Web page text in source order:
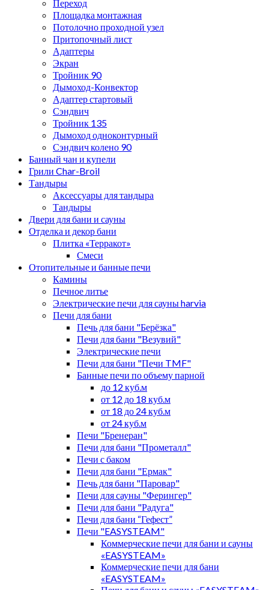
Переход
Площадка монтажная
Потолочно проходной узел
Притопочный лист
Адаптеры
Экран
Тройник 90
Дымоход-Конвектор
Адаптер стартовый
Сэндвич
Тройник 135
Дымоход одноконтурный
Сэндвич колено 90
Банный чан и купели
Грили Char-Broil
Тандыры
Аксессуары для тандыра
Тандыры
Двери для бани и сауны
Отделка и декор бани
Плитка «Терракот»
Смеси
Отопительные и банные печи
Камины
Печное литье
Электрические печи для сауны harvia
Печи для бани
Печь для бани "Берёзка"
Печи для бани "Везувий"
Электрические печи
Печи для бани "Печи TMF"
Банные печи по объему парной
до 12 куб.м
от 12 до 18 куб.м
от 18 до 24 куб.м
от 24 куб.м
Печи "Бренеран"
Печи для бани "Прометалл"
Печи с баком
Печи для бани "Ермак"
Печь для бани "Паровар"
Печи для сауны "Ферингер"
Печи для бани "Радуга"
Печи для бани “Гефест”
Печи "EASYSTEAM"
Коммерческие печи для бани и сауны
«EASYSTEAM»
Коммерческие печи для бани
«EASYSTEAM»